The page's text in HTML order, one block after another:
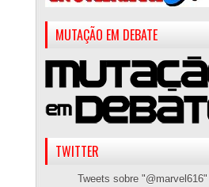
MUTAÇÃO EM DEBATE
TWITTER
Tweets sobre "@marvel616"